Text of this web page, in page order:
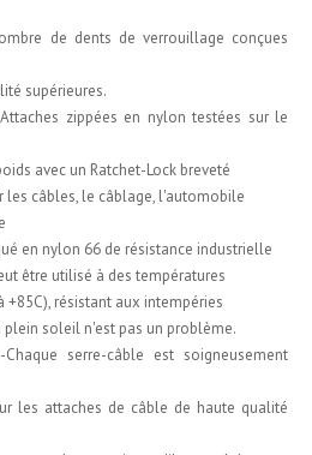
de dents de verrouillage conçues
supérieures.
zippées en nylon testées sur le
avec un Ratchet-Lock breveté
câbles, le câblage, l'automobile
en nylon 66 de résistance industrielle
être utilisé à des températures
+85C), résistant aux intempéries
soleil n'est pas un problème.
serre-câble est soigneusement
les attaches de câble de haute qualité